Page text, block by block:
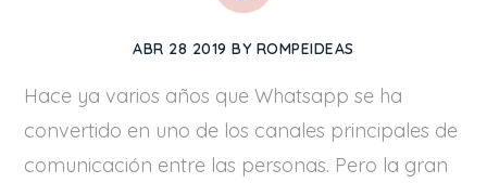
ABR 28 2019 BY ROMPEIDEAS
Hace ya varios años que Whatsapp se ha
convertido en uno de los canales principales de
comunicación entre las personas. Pero la gran